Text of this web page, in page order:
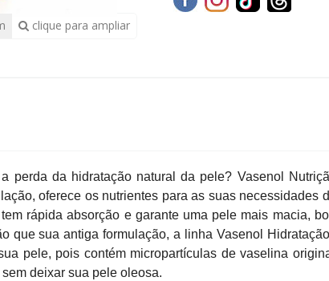
clique para ampliar
perda da hidratação natural da pele? Vasenol
oferece os nutrientes para as suas necessidades
rápida absorção e garante uma pele mais macia,
que sua antiga formulação, a linha Vasenol Hidratação
pele, pois contém micropartículas de vaselina
deixar sua pele oleosa.